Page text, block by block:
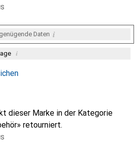
Daten i
i
dieser Marke in der Kategorie
retourniert.